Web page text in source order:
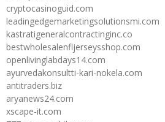
cryptocasinoguid.com
leadingedgemarketingsolutionsmi.com
kastratigeneralcontractinginc.co
bestwholesalenfljerseysshop.com
openlivinglabdays14.com
ayurvedakonsultti-kari-nokela.com
antitraders.biz
aryanews24.com
xscape-it.com